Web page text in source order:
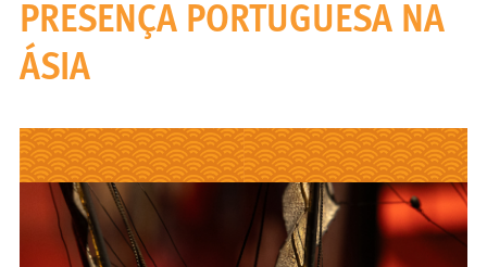
PRESENÇA PORTUGUESA NA
ÁSIA